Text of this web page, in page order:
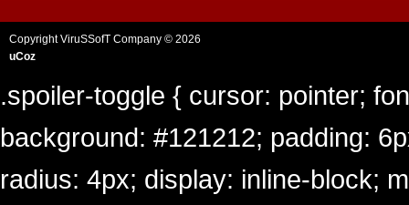
Copyright ViruSSofT Company © 2026
uCoz
.spoiler-toggle { cursor: pointer;
background: #121212; padding:
radius: 4px; display: inline-block;